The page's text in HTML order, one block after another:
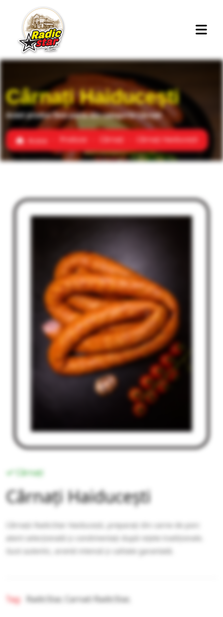
Cârnați Haiducești
Acest produs face parte din categoria Cârnați
Acasa Produse Cârnați Cârnați Haiducești
Cârnați
Cârnați Haiducești
Cârnații RadicStar Haiducești, preparați din carne de porc
atent selecționată și condimentați după rețete tradiționale.
Gust autentic, aromă intensă și calitate garantată.
Tag: RadicStar, Carnati RadicStar,